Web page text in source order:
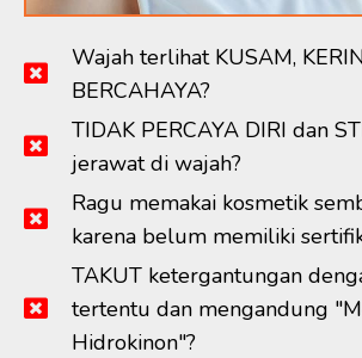
Wajah terlihat KUSAM,
BERCAHAYA?
TIDAK PERCAYA DIRI dan
jerawat di wajah?
Ragu memakai kosmetik
karena belum memiliki
TAKUT ketergantungan
tertentu dan mengandung
Hidrokinon"?